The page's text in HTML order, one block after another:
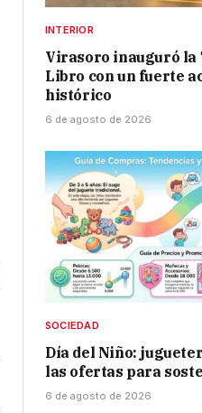
INTERIOR
Virasoro inauguró la
Libro con un fuerte
histórico
6 de agosto de 2026
SOCIEDAD
Día del Niño:
las ofertas para
6 de agosto de 2026